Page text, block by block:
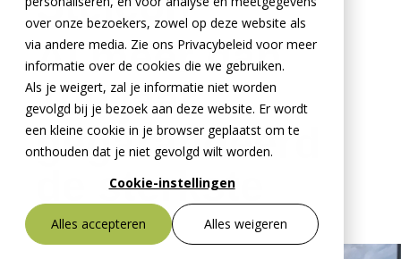
over onze bezoekers, zowel op deze website als
via andere media. Zie ons Privacybeleid voor meer
informatie over de cookies die we gebruiken.
Als je weigert, zal je informatie niet worden
gevolgd bij je bezoek aan deze website. Er wordt
een kleine cookie in je browser geplaatst om te
onthouden dat je niet gevolgd wilt worden.
Cookie-instellingen
Alles accepteren Alles weigeren
Bestekservice Stelcon
Downloads
Stelcon®
Railcon®
Divicon®
BTE Groep
Onze verhalen
Over ons
Over De Meteoor Beton B.V.
Over Stelcon®
Over Railcon®
Over Divicon®
Contact
Contact Stelcon®
Contact Railcon®
Contact Divicon®
Al meer dan
100 jaar
gegarandeerd
de sterkste